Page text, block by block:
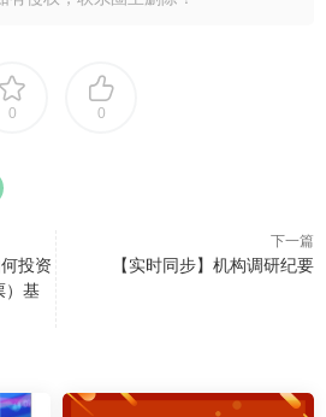
0 0
投资
）基
下一篇
【实时同步】机构调研纪要